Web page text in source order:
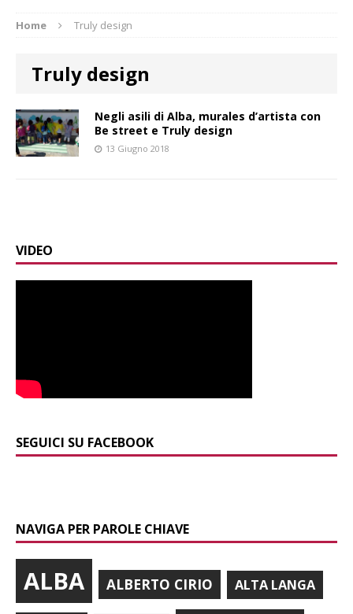
Home Truly design
Truly design
Negli asili di Alba, murales d’artista con
Be street e Truly design
13 Giugno 2018
VIDEO
SEGUICI SU FACEBOOK
NAVIGA PER PAROLE CHIAVE
ALBA ALBERTO CIRIO ALTA LANGA